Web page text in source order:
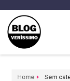
Home Sem